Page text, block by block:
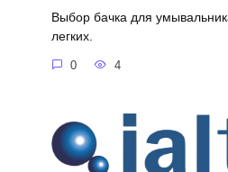
Выбор бачка для
легких.
0 4